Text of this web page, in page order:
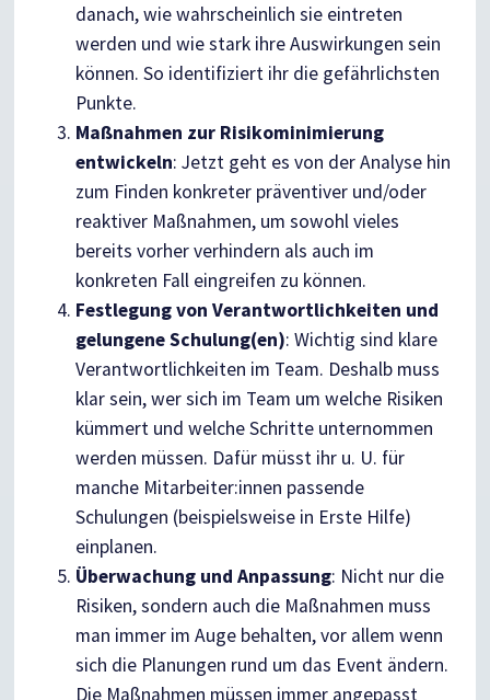
danach, wie wahrscheinlich sie eintreten
werden und wie stark ihre Auswirkungen sein
können. So identifiziert ihr die gefährlichsten
Punkte.
Maßnahmen zur Risikominimierung
entwickeln: Jetzt geht es von der Analyse hin
zum Finden konkreter präventiver und/oder
reaktiver Maßnahmen, um sowohl vieles
bereits vorher verhindern als auch im
konkreten Fall eingreifen zu können.
Festlegung von Verantwortlichkeiten und
gelungene Schulung(en): Wichtig sind klare
Verantwortlichkeiten im Team. Deshalb muss
klar sein, wer sich im Team um welche Risiken
kümmert und welche Schritte unternommen
werden müssen. Dafür müsst ihr u. U. für
manche Mitarbeiter:innen passende
Schulungen (beispielsweise in Erste Hilfe)
einplanen.
Überwachung und Anpassung: Nicht nur die
Risiken, sondern auch die Maßnahmen muss
man immer im Auge behalten, vor allem wenn
sich die Planungen rund um das Event ändern.
Die Maßnahmen müssen immer angepasst